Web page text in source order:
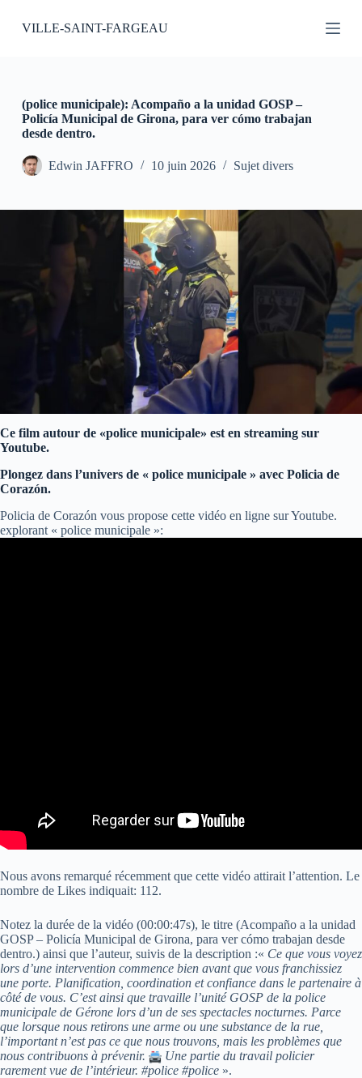
u
n
VILLE-SAINT-FARGEAU
(police municipale): Acompaño a la unidad GOSP –
Policía Municipal de Girona, para ver cómo trabajan
desde dentro.
Edwin JAFFRO 10 juin 2026 Sujet divers
Ce film autour de «police municipale» est en streaming sur
Youtube.
Plongez dans l’univers de « police municipale » avec Policia de
Corazón.
Policia de Corazón vous propose cette vidéo en ligne sur Youtube.
explorant « police municipale »:
Nous avons remarqué récemment que cette vidéo attirait l’attention. Le
nombre de Likes indiquait: 112.
Notez la durée de la vidéo (00:00:47s), le titre (Acompaño a la unidad
GOSP – Policía Municipal de Girona, para ver cómo trabajan desde
dentro.) ainsi que l’auteur, suivis de la description :« Ce que vous voyez
lors d’une intervention commence bien avant que vous franchissiez
une porte. Planification, coordination et confiance dans le partenaire à
côté de vous. C’est ainsi que travaille l’unité GOSP de la police
municipale de Gérone lors d’un de ses spectacles nocturnes. Parce
que lorsque nous retirons une arme ou une substance de la rue,
l’important n’est pas ce que nous trouvons, mais les problèmes que
nous contribuons à prévenir.
Une partie du travail policier
rarement vue de l’intérieur. #police #police ».